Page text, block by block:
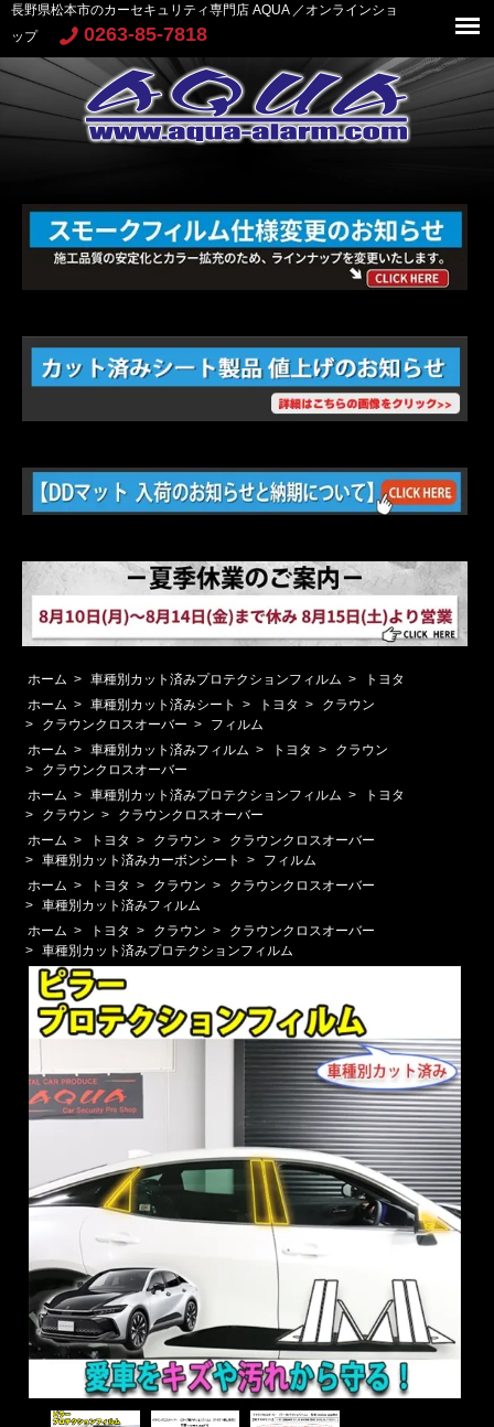
長野県松本市のカーセキュリティ専門店 AQUA ／オンラインショ
ップ
0263-85-7818
ホーム > 車種別カット済みプロテクションフィルム >
トヨタ
ホーム > 車種別カット済みシート > トヨタ >
クラウン
>
クラウンクロスオーバー >
フィルム
ホーム > 車種別カット済みフィルム > トヨタ >
クラウン
>
クラウンクロスオーバー
ホーム > 車種別カット済みプロテクションフィルム >
トヨタ
>
クラウン >
クラウンクロスオーバー
ホーム > トヨタ > クラウン >
クラウンクロスオーバー
> 車種別カット済みカーボンシート >
フィルム
ホーム > トヨタ > クラウン >
クラウンクロスオーバー
> 車種別カット済みフィルム
ホーム > トヨタ > クラウン >
クラウンクロスオーバー
> 車種別カット済みプロテクションフィルム